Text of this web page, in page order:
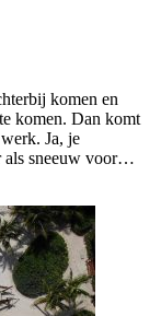
komen en
komen. Dan komt
Ja, je
als sneeuw voor…